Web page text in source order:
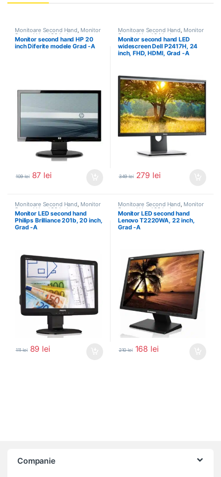
Monitoare Second Hand, Monitor
Second Hand 20 Inch
Monitor second hand HP 20
inch Diferite modele Grad -A
109lei 87 lei
Monitoare Second Hand, Monitor
Second Hand 24 inch
Monitor second hand LED
widescreen Dell P2417H, 24
inch, FHD, HDMI, Grad -A
349lei 279 lei
Monitoare Second Hand, Monitor
Second Hand 20 Inch
Monitor LED second hand
Philips Brilliance 201b, 20 inch,
Grad -A
111lei 89 lei
Monitoare Second Hand, Monitor
Second Hand 22 inch
Monitor LED second hand
Lenovo T2220WA, 22 inch,
Grad -A
210lei 168 lei
Companie